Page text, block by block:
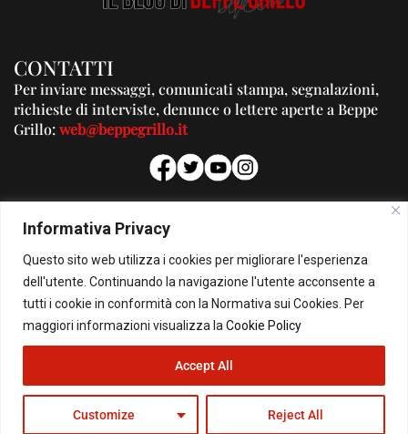
Informativa Privacy
Questo sito web utilizza i cookies per migliorare l'esperienza
dell'utente. Continuando la navigazione l'utente acconsente a
tutti i cookie in conformità con la Normativa sui Cookies. Per
maggiori informazioni visualizza la Cookie Policy
Customize Reject All
Accept All
CONTATTI
Per inviare messaggi, comunicati stampa, segnalazioni,
richieste di interviste, denunce o lettere aperte a Beppe
Grillo:web@beppegrillo.it
PUBBLICITA'
Per la tua pubblicità su questo Blog:
pubblicita@beppegrillo.it
© Copyright 2026 - Il Blog di Beppe Grillo. All Rights Reserved - Powered by
happygrafic.com